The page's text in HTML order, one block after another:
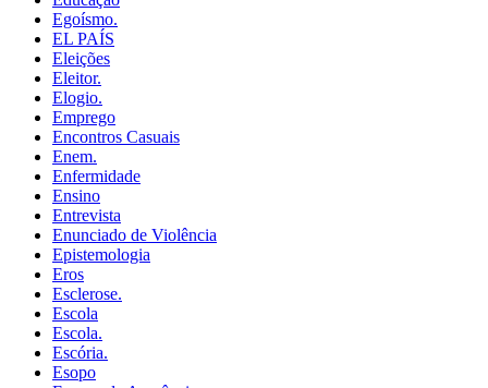
Egoísmo.
EL PAÍS
Eleições
Eleitor.
Elogio.
Emprego
Encontros Casuais
Enem.
Enfermidade
Ensino
Entrevista
Enunciado de Violência
Epistemologia
Eros
Esclerose.
Escola
Escola.
Escória.
Esopo